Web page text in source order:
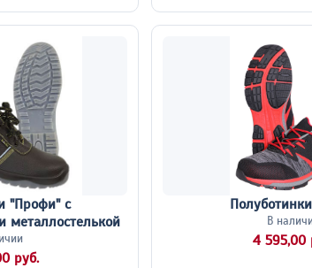
"Профи" с
металлостелькой
руб.
В
4 595,00